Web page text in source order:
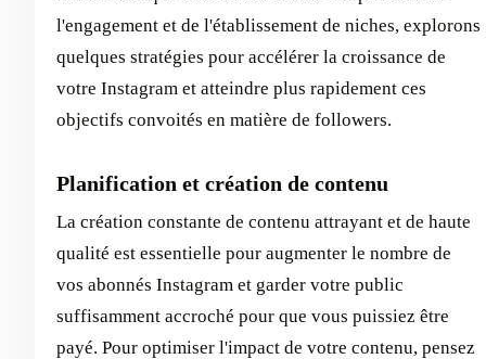
l'engagement et de l'établissement de niches, explorons
quelques stratégies pour accélérer la croissance de
votre Instagram et atteindre plus rapidement ces
objectifs convoités en matière de followers.
Planification et création de contenu
La création constante de contenu attrayant et de haute
qualité est essentielle pour augmenter le nombre de
vos abonnés Instagram et garder votre public
suffisamment accroché pour que vous puissiez être
payé. Pour optimiser l'impact de votre contenu, pensez